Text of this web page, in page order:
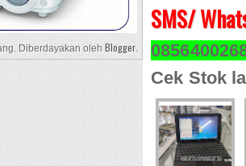
SMS/
Cek Stok
Diberdayakan oleh Blogger.